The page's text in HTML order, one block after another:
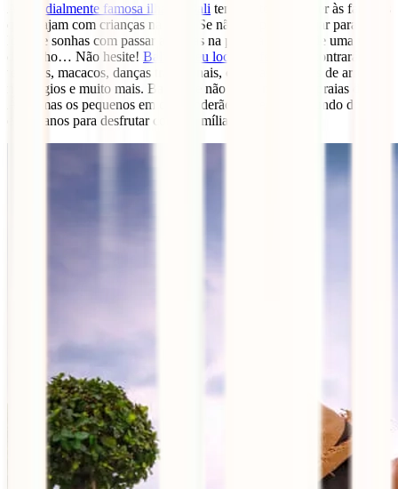
mundialmente famosa ilha de Bali tem muito a oferecer às famílias
que viajam com crianças na Ásia. Se não te apetece viajar para
longe e sonhas com passar as férias na piscina privada de uma villa
de sonho… Não hesite! Bali é o seu local de férias
. Encontrarás
templos, macacos, danças tradicionais, cascatas, terraços de arroz,
naufrágios e muito mais. Bali pode não ter as melhores praias da
Ásia, mas os pequenos em casa poderão começar no mundo do surf
e os planos para desfrutar com a família não faltarão.